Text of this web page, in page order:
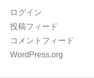
ログイン
投稿フィード
コメントフィード
WordPress.org